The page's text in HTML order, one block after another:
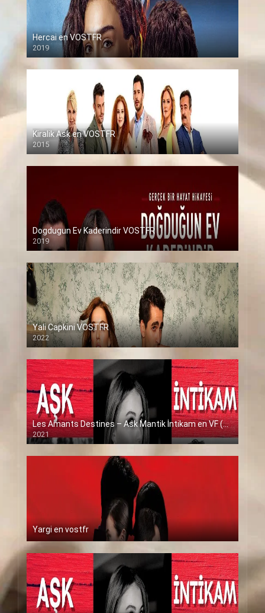
Hercai en VOSTFR
2019
Kiralik Ask en VOSTFR
2015
Dogdugun Ev Kaderindir VOSTFR
2019
Yali Capkini VOSTFR
2022
Les Amants Destines – Ask Mantik İntikam en VF (Voix Francaise)
2021
Yargi en vostfr